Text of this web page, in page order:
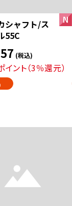
シャフト/ス
55C
(税込)
ント（3％還元）